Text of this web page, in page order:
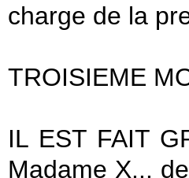
charge de la
TROISIEME
IL EST FAIT
Madame X...